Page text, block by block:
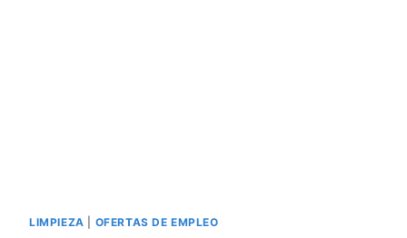
LIMPIEZA OFERTAS DE EMPLEO